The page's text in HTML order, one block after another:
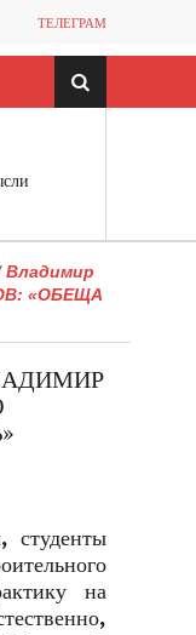
ТЕЛЕГРАМ
Владимир
«ОБЕЩА
на